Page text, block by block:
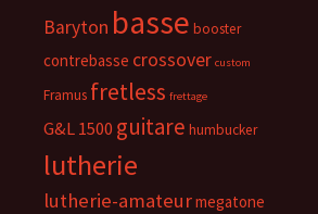
Baryton basse booster
contrebasse crossover custom
Framus fretless frettage
G&L 1500 guitare humbucker
lutherie
lutherie-amateurmegatone